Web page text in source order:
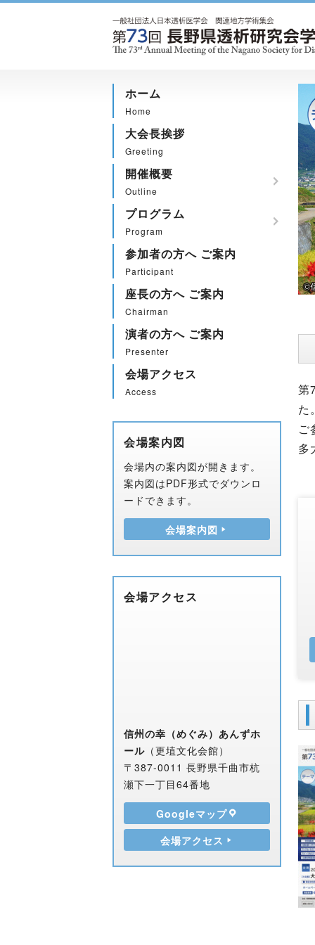
ホーム
Home
大会長挨拶
Greeting
開催概要
Outline
プログラム
Program
参加者の方へ ご案内
Participant
座長の方へ ご案内
Chairman
演者の方へ ご案内
Presenter
会場アクセス
Access
会場案内図
会場内の案内図が開きます。
案内図はPDF形式でダウンロ
ードできます。
会場案内図
会場アクセス
信州の幸（めぐみ）あんずホ
ール （更埴文化会館）
〒387-0011 長野県千曲市杭
瀬下一丁目64番地
Googleマップ
会場アクセス
第
た。
ご
多